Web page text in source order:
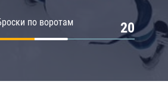
по воротам 20